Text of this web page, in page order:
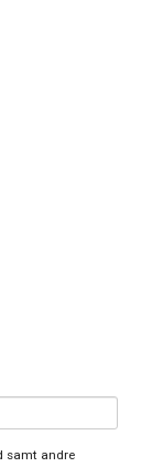
samt andre